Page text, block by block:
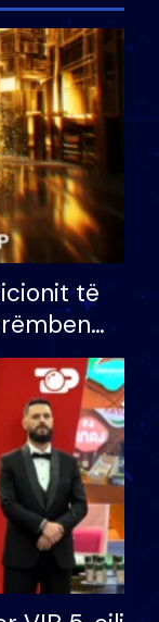
të
eurosh